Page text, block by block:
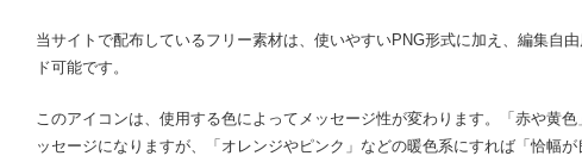
当サイトで配布しているフリー素材は、使いやすいPNG形式に加え、編集自
ド可能です。
このアイコンは、使用する色によってメッセージ性が変わります。「赤や黄
ッセージになりますが、「オレンジやピンク」などの暖色系にすれば「恰幅